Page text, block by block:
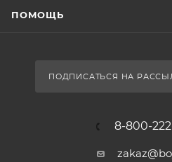
ПОМОЩЬ
ПОДПИСАТЬСЯ НА
8-800-